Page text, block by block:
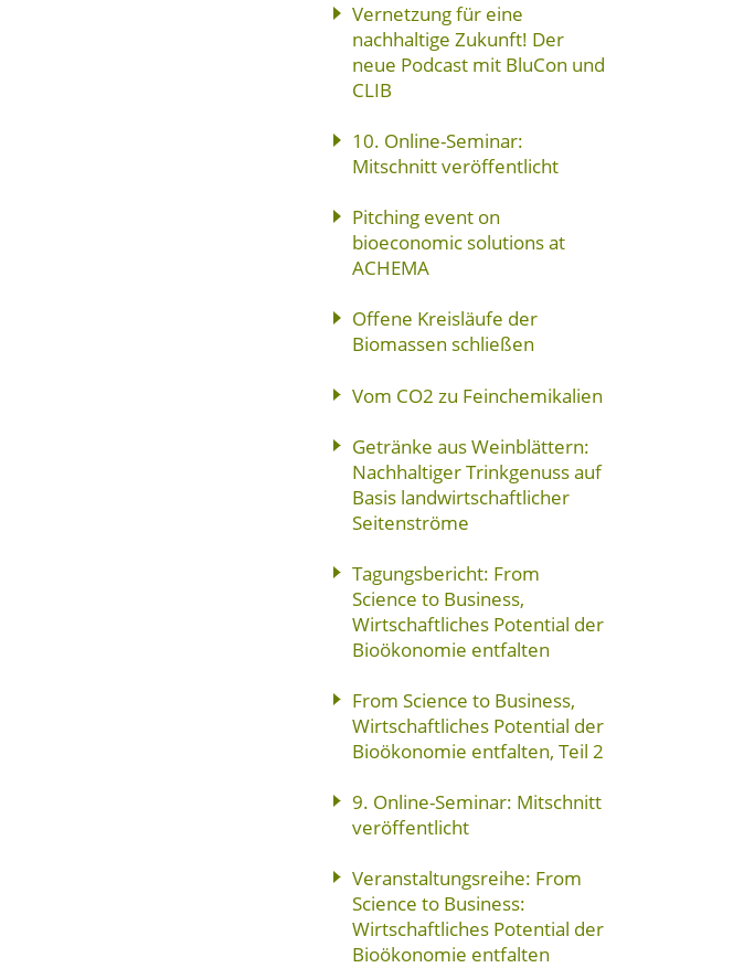
Vernetzung für eine
nachhaltige Zukunft! Der
neue Podcast mit BluCon und
CLIB
10. Online-Seminar:
Mitschnitt veröffentlicht
Pitching event on
bioeconomic solutions at
ACHEMA
Offene Kreisläufe der
Biomassen schließen
Vom CO2 zu Feinchemikalien
Getränke aus Weinblättern:
Nachhaltiger Trinkgenuss auf
Basis landwirtschaftlicher
Seitenströme
Tagungsbericht: From
Science to Business,
Wirtschaftliches Potential der
Bioökonomie entfalten
From Science to Business,
Wirtschaftliches Potential der
Bioökonomie entfalten, Teil 2
9. Online-Seminar: Mitschnitt
veröffentlicht
Veranstaltungsreihe: From
Science to Business:
Wirtschaftliches Potential der
Bioökonomie entfalten